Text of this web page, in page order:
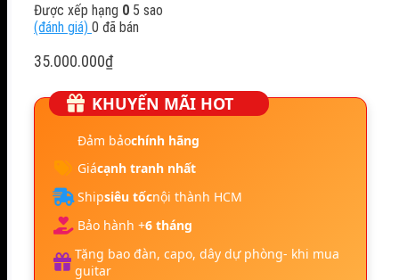
Được xếp hạng 0 5 sao
(đánh giá) 0 đã bán
35.000.000₫
KHUYẾN MÃI HOT
Đảm bảochính hãng
Giácạnh tranh nhất
Shipsiêu tốcnội thành HCM
Bảo hành +6 tháng
Tặng bao đàn, capo, dây dự phòng- khi mua
guitar